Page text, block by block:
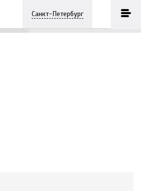
Санкт-ПетербургПОЗВОНИТЬ